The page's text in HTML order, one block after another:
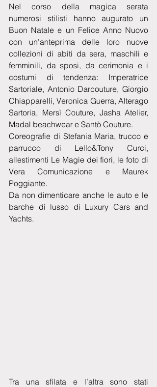
Nel corso della magica serata
numerosi stilisti hanno augurato un
Buon Natale e un Felice Anno Nuovo
con un’anteprima delle loro nuove
collezioni di abiti da sera, maschili e
femminili, da sposi, da cerimonia e i
costumi di tendenza: Imperatrice
Sartoriale, Antonio Darcouture, Giorgio
Chiapparelli, Veronica Guerra, Alterago
Sartoria, Mersì Couture, Jasha Atelier,
Madal beachwear e Santò Couture.
Coreografie di Stefania Maria, trucco e
parrucco di Lello&Tony Curci,
allestimenti Le Magie dei fiori, le foto di
Vera Comunicazione e Maurek
Poggiante.
Da non dimenticare anche le auto e le
barche di lusso di Luxury Cars and
Yachts.
Tra una sfilata e l’altra sono stati